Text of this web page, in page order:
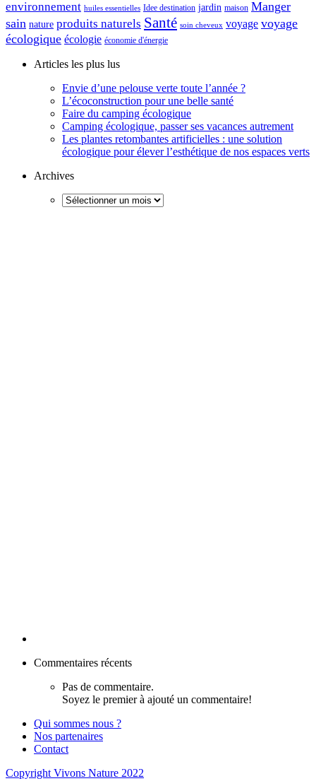
environnement huiles essentielles Idee destination jardin maison Manger
sain nature produits naturels Santé soin cheveux voyage voyage
écologique écologie économie d'énergie
Articles les plus lus
Envie d’une pelouse verte toute l’année ?
L’écoconstruction pour une belle santé
Faire du camping écologique
Camping écologique, passer ses vacances autrement
Les plantes retombantes artificielles : une solution
écologique pour élever l’esthétique de nos espaces verts
Archives
Commentaires récents
Pas de commentaire.
Soyez le premier à ajouté un commentaire!
Qui sommes nous ?
Nos partenaires
Contact
Copyright Vivons Nature 2022